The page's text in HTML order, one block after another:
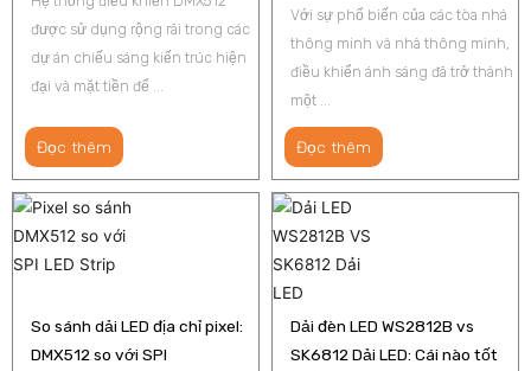
được sử dụng rộng rãi trong các
dự án chiếu sáng kiến trúc hiện
đại và mặt tiền để ...
Đọc thêm
Với sự phổ biến của các tòa nhà
thông minh và nhà thông minh,
điều khiển ánh sáng đã trở thành
một ...
Đọc thêm
So sánh dải LED địa chỉ pixel:
DMX512 so với SPI
Dải đèn LED WS2812B vs
SK6812 Dải LED: Cái nào tốt